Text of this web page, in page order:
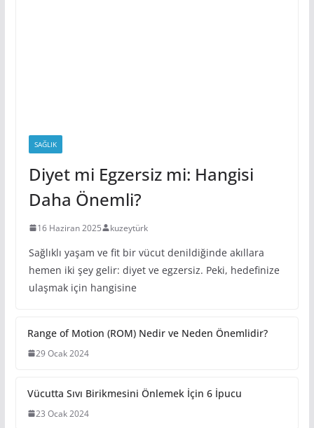
SAĞLIK
Diyet mi Egzersiz mi: Hangisi
Daha Önemli?
16 Haziran 2025 kuzeytürk
Sağlıklı yaşam ve fit bir vücut denildiğinde akıllara
hemen iki şey gelir: diyet ve egzersiz. Peki, hedefinize
ulaşmak için hangisine
Range of Motion (ROM) Nedir ve Neden Önemlidir?
29 Ocak 2024
Vücutta Sıvı Birikmesini Önlemek İçin 6 İpucu
23 Ocak 2024